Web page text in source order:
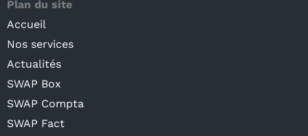
Plan du site
Accueil
Nos services
Actualités
SWAP Box
SWAP Compta
SWAP Fact